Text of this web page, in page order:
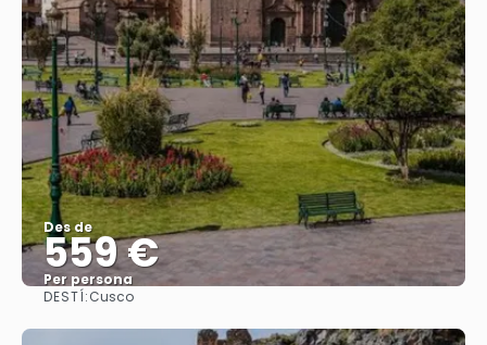
Des de
559 €
Per persona
DESTÍ:Cusco